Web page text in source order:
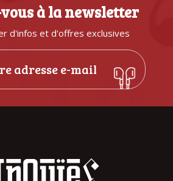
à la newsletter
d'infos et d'offres exclusives